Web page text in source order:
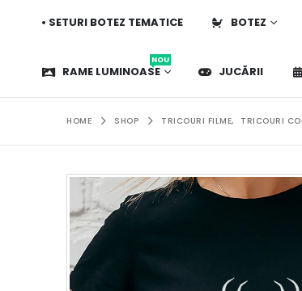
• SETURI BOTEZ TEMATICE BOTEZ
RAME LUMINOASE
NOU
JUCĂRII
HOME SHOP TRICOURI FILME, TRICOURI